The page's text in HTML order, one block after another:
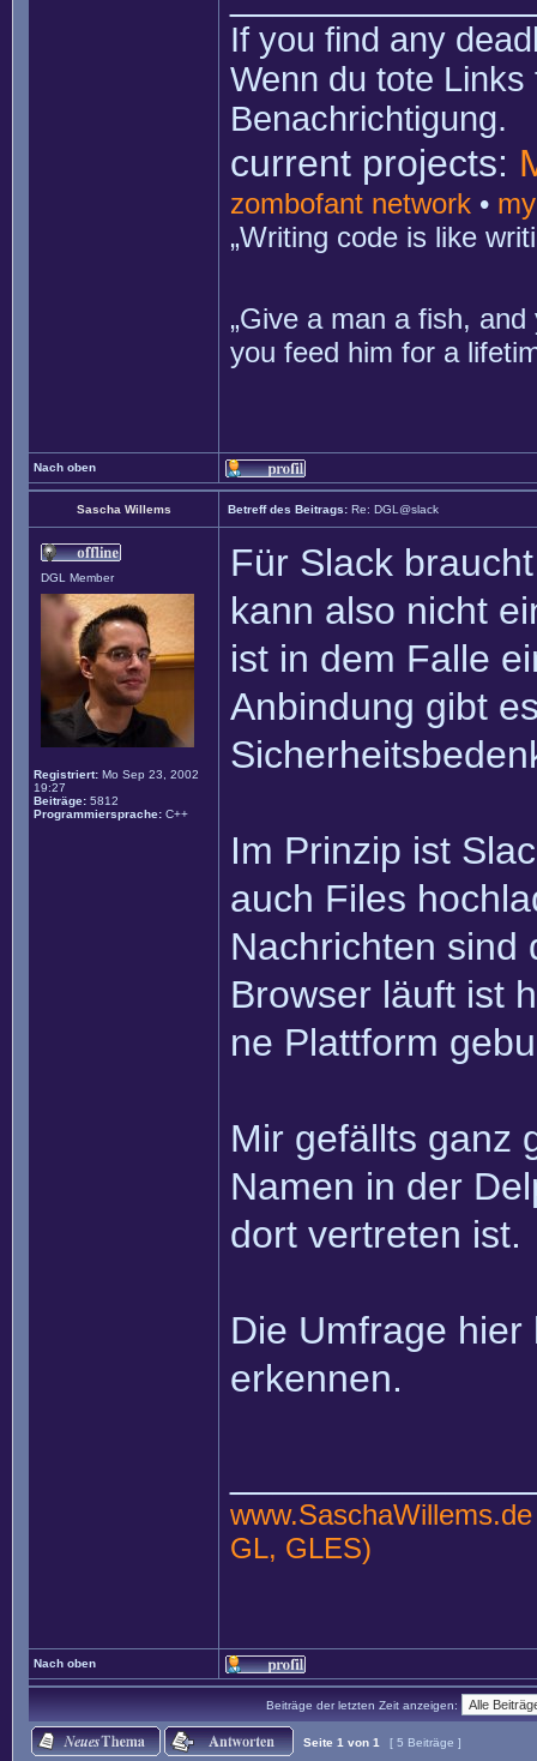
If you find any
Wenn du tote
Benachrichtigung.
current projects:
zombofant network •
„Writing code is like
„Give a man a fish,
you feed him for a
Nach oben
Sascha Willems Betreff des Beitrags: Re: DGL@slack
DGL Member
Registriert: Mo Sep 23, 2002
19:27
Beiträge: 5812
Programmiersprache: C++
Für Slack
kann also nicht
ist in dem Falle
Anbindung gibt
Im Prinzip ist
auch Files
Nachrichten sind
Browser läuft ist
ne Plattform
Mir gefällts ganz
Namen in der
dort vertreten ist.
Die Umfrage
erkennen.
www.SaschaWillems.de
GL, GLES)
Nach oben
Beiträge der letzten Zeit anzeigen:
Seite 1 von 1
[ 5 Beiträge ]